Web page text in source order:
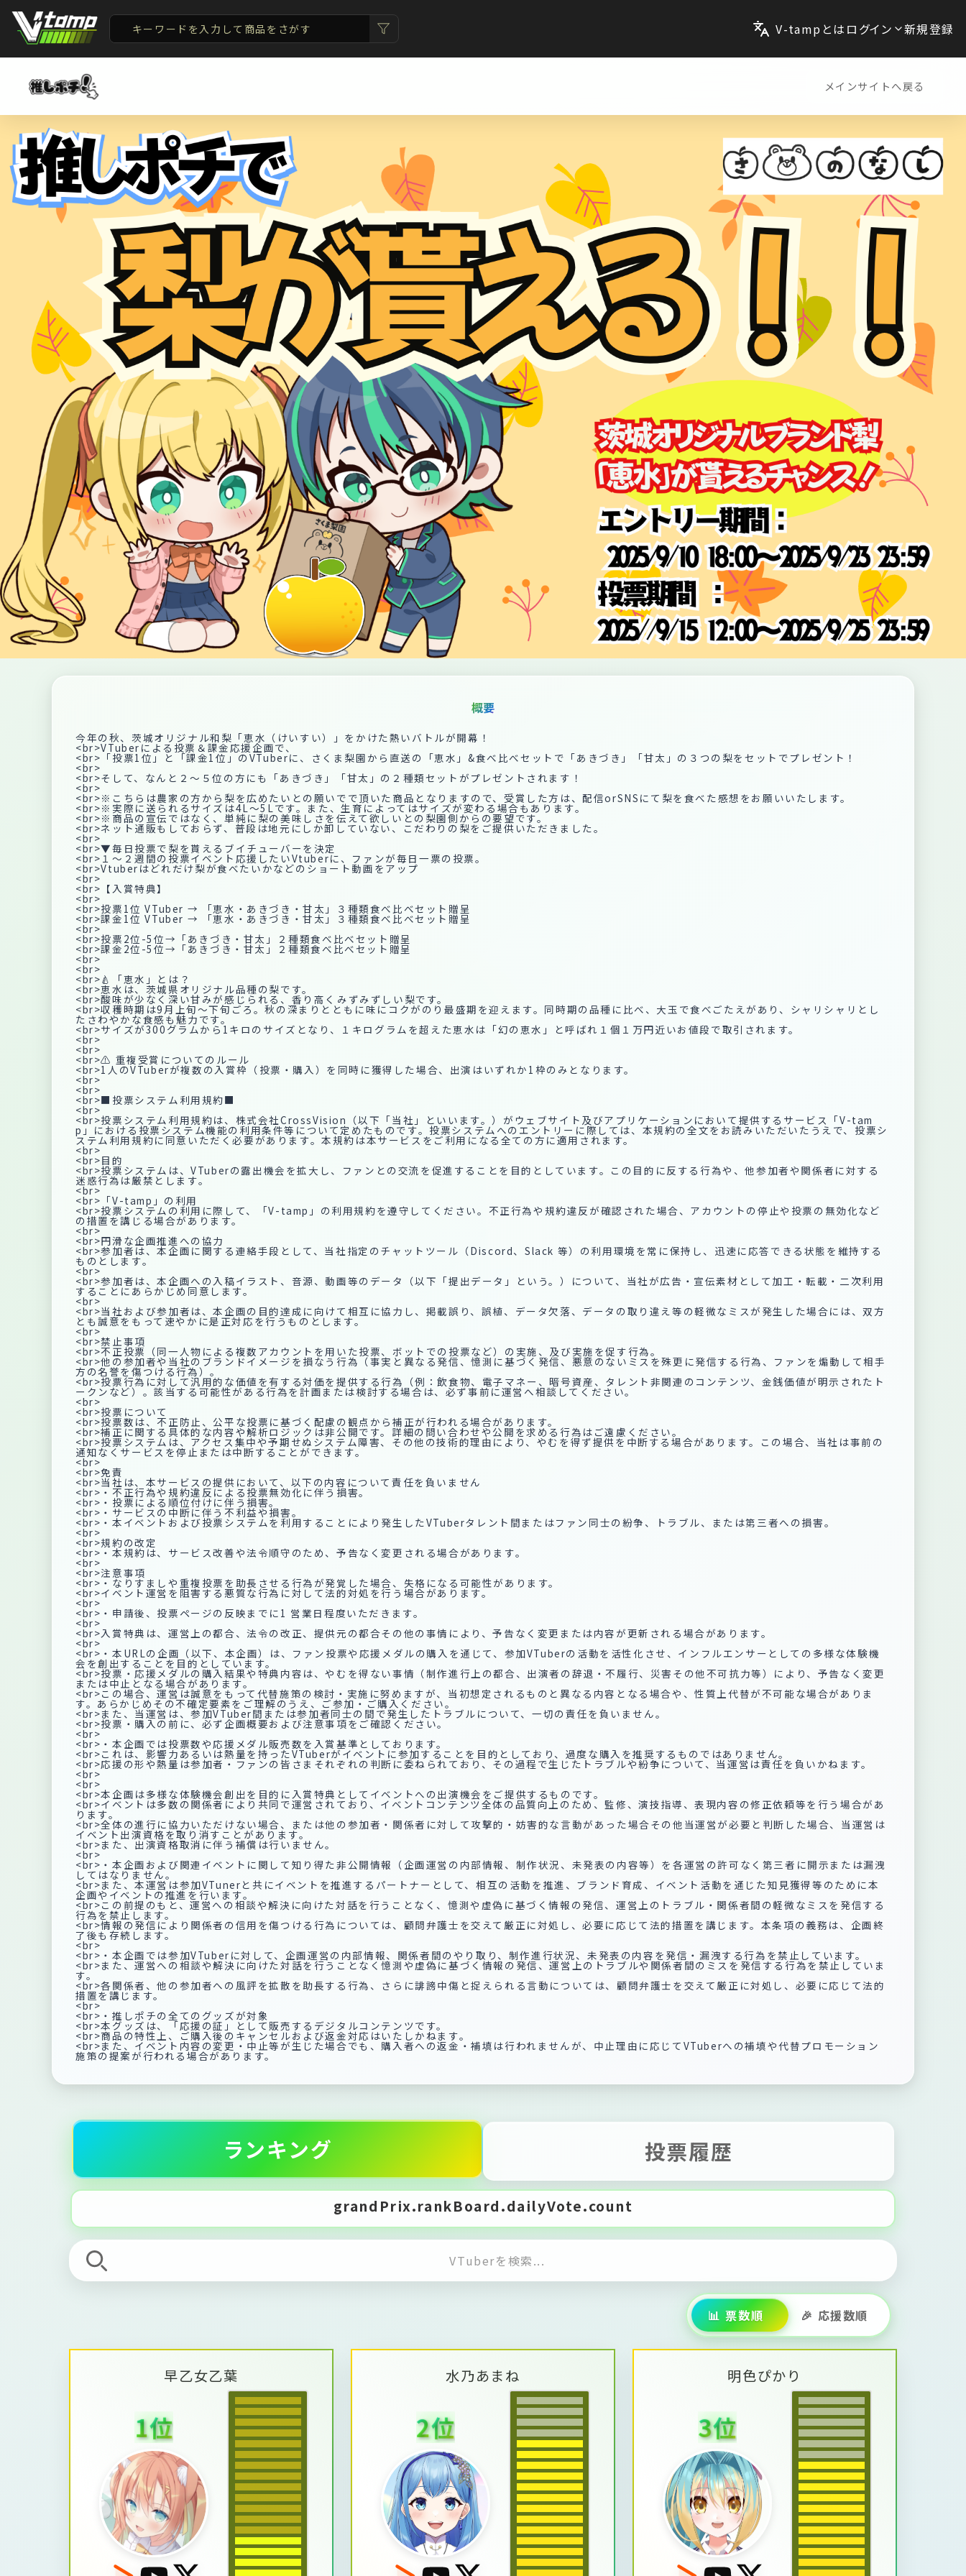
V-tamp（ブイタンプ）
V-tampとは ログイン 新規登録
メインサイトへ戻る
概要
今年の秋、茨城オリジナル和梨「恵水（けいすい）」をかけた熱いバトルが開幕！
<br>VTuberによる投票＆課金応援企画で、
<br>「投票1位」と「課金1位」のVTuberに、さくま梨園から直送の「恵水」&食べ比べセットで「あきづき」「甘太」の３つの梨をセットでプレゼント！
<br>
<br>そして、なんと２〜５位の方にも「あきづき」「甘太」の２種類セットがプレゼントされます！
<br>
<br>※こちらは農家の方から梨を広めたいとの願いでで頂いた商品となりますので、受賞した方は、配信orSNSにて梨を食べた感想をお願いいたします。
<br>※実際に送られるサイズは4L〜5Lです。また、生育によってはサイズが変わる場合もあります。
<br>※商品の宣伝ではなく、単純に梨の美味しさを伝えて欲しいとの梨園側からの要望です。
<br>ネット通販もしておらず、普段は地元にしか卸していない、こだわりの梨をご提供いただきました。
<br>
<br>▼毎日投票で梨を貰えるブイチューバーを決定
<br>１〜２週間の投票イベント応援したいVtuberに、ファンが毎日一票の投票。
<br>Vtuberはどれだけ梨が食べたいかなどのショート動画をアップ
<br>
<br>【入賞特典】
<br>
<br>投票1位 VTuber → 「恵水・あきづき・甘太」３種類食べ比べセット贈呈
<br>課金1位 VTuber → 「恵水・あきづき・甘太」３種類食べ比べセット贈呈
<br>
<br>投票2位-5位→「あきづき・甘太」２種類食べ比べセット贈呈
<br>課金2位-5位→「あきづき・甘太」２種類食べ比べセット贈呈
<br>
<br>
<br>🍐「恵水」とは？
<br>恵水は、茨城県オリジナル品種の梨です。
<br>酸味が少なく深い甘みが感じられる、香り高くみずみずしい梨です。
<br>収穫時期は9月上旬～下旬ごろ。秋の深まりとともに味にコクがのり最盛期を迎えます。同時期の品種に比べ、大玉で食べごたえがあり、シャリシャリとし
たさわやかな食感も魅力です。
<br>サイズが300グラムから1キロのサイズとなり、１キログラムを超えた恵水は「幻の恵水」と呼ばれ１個１万円近いお値段で取引されます。
<br>
<br>
<br>⚠ 重複受賞についてのルール
<br>1人のVTuberが複数の入賞枠（投票・購入）を同時に獲得した場合、出演はいずれか1枠のみとなります。
<br>
<br>
<br>■投票システム利用規約■
<br>
<br>投票システム利用規約は、株式会社CrossVision（以下「当社」といいます。）がウェブサイト及びアプリケーションにおいて提供するサービス「V-tam
p」における投票システム機能の利用条件等について定めたものです。投票システムへのエントリーに際しては、本規約の全文をお読みいただいたうえで、投票シ
ステム利用規約に同意いただく必要があります。本規約は本サービスをご利用になる全ての方に適用されます。
<br>
<br>目的
<br>投票システムは、VTuberの露出機会を拡大し、ファンとの交流を促進することを目的としています。この目的に反する行為や、他参加者や関係者に対する
迷惑行為は厳禁とします。
<br>
<br>「V-tamp」の利用
<br>投票システムの利用に際して、「V-tamp」の利用規約を遵守してください。不正行為や規約違反が確認された場合、アカウントの停止や投票の無効化など
の措置を講じる場合があります。
<br>
<br>円滑な企画推進への協力
<br>参加者は、本企画に関する連絡手段として、当社指定のチャットツール（Discord、Slack 等）の利用環境を常に保持し、迅速に応答できる状態を維持する
ものとします。
<br>
<br>参加者は、本企画への入稿イラスト、音源、動画等のデータ（以下「提出データ」という。）について、当社が広告・宣伝素材として加工・転載・二次利用
することにあらかじめ同意します。
<br>
<br>当社および参加者は、本企画の目的達成に向けて相互に協力し、掲載誤り、誤植、データ欠落、データの取り違え等の軽微なミスが発生した場合には、双方
とも誠意をもって速やかに是正対応を行うものとします。
<br>
<br>禁止事項
<br>不正投票（同一人物による複数アカウントを用いた投票、ボットでの投票など）の実施、及び実施を促す行為。
<br>他の参加者や当社のブランドイメージを損なう行為（事実と異なる発信、憶測に基づく発信、悪意のないミスを殊更に発信する行為、ファンを煽動して相手
方の名誉を傷つける行為）。
<br>投票行為に対して汎用的な価値を有する対価を提供する行為（例：飲食物、電子マネー、暗号資産、タレント非関連のコンテンツ、金銭価値が明示されたト
ークンなど）。該当する可能性がある行為を計画または検討する場合は、必ず事前に運営へ相談してください。
<br>
<br>投票について
<br>投票数は、不正防止、公平な投票に基づく配慮の観点から補正が行われる場合があります。
<br>補正に関する具体的な内容や解析ロジックは非公開です。詳細の問い合わせや公開を求める行為はご遠慮ください。
<br>投票システムは、アクセス集中や予期せぬシステム障害、その他の技術的理由により、やむを得ず提供を中断する場合があります。この場合、当社は事前の
通知なくサービスを停止または中断することができます。
<br>
<br>免責
<br>当社は、本サービスの提供において、以下の内容について責任を負いません
<br>・不正行為や規約違反による投票無効化に伴う損害。
<br>・投票による順位付けに伴う損害。
<br>・サービスの中断に伴う不利益や損害。
<br>・本イベントおよび投票システムを利用することにより発生したVTuberタレント間またはファン同士の紛争、トラブル、または第三者への損害。
<br>
<br>規約の改定
<br>・本規約は、サービス改善や法令順守のため、予告なく変更される場合があります。
<br>
<br>注意事項
<br>・なりすましや重複投票を助長させる行為が発覚した場合、失格になる可能性があります。
<br>イベント運営を阻害する悪質な行為に対して法的対処を行う場合があります。
<br>
<br>・申請後、投票ページの反映までに1 営業日程度いただきます。
<br>
<br>入賞特典は、運営上の都合、法令の改正、提供元の都合その他の事情により、予告なく変更または内容が更新される場合があります。
<br>
<br>・本URLの企画（以下、本企画）は、ファン投票や応援メダルの購入を通じて、参加VTuberの活動を活性化させ、インフルエンサーとしての多様な体験機
会を創出することを目的としています。
<br>投票・応援メダルの購入結果や特典内容は、やむを得ない事情（制作進行上の都合、出演者の辞退・不履行、災害その他不可抗力等）により、予告なく変更
または中止となる場合があります。
<br>この場合、運営は誠意をもって代替施策の検討・実施に努めますが、当初想定されるものと異なる内容となる場合や、性質上代替が不可能な場合がありま
す。あらかじめその不確定要素をご理解のうえ、ご参加・ご購入ください。
<br>また、当運営は、参加VTuber間または参加者同士の間で発生したトラブルについて、一切の責任を負いません。
<br>投票・購入の前に、必ず企画概要および注意事項をご確認ください。
<br>
<br>・本企画では投票数や応援メダル販売数を入賞基準としております。
<br>これは、影響力あるいは熱量を持ったVTuberがイベントに参加することを目的としており、過度な購入を推奨するものではありません。
<br>応援の形や熱量は参加者・ファンの皆さまそれぞれの判断に委ねられており、その過程で生じたトラブルや紛争について、当運営は責任を負いかねます。
<br>
<br>
<br>本企画は多様な体験機会創出を目的に入賞特典としてイベントへの出演機会をご提供するものです。
<br>イベントは多数の関係者により共同で運営されており、イベントコンテンツ全体の品質向上のため、監修、演技指導、表現内容の修正依頼等を行う場合があ
ります。
<br>全体の進行に協力いただけない場合、または他の参加者・関係者に対して攻撃的・妨害的な言動があった場合その他当運営が必要と判断した場合、当運営は
イベント出演資格を取り消すことがあります。
<br>また、出演資格取消に伴う補償は行いません。
<br>
<br>・本企画および関連イベントに関して知り得た非公開情報（企画運営の内部情報、制作状況、未発表の内容等）を各運営の許可なく第三者に開示または漏洩
してはなりません。
<br>また、本運営は参加VTunerと共にイベントを推進するパートナーとして、相互の活動を推進、ブランド育成、イベント活動を通じた知見獲得等のために本
企画やイベントの推進を行います。
<br>この前提のもと、運営への相談や解決に向けた対話を行うことなく、憶測や虚偽に基づく情報の発信、運営上のトラブル・関係者間の軽微なミスを発信する
行為を禁止します。
<br>情報の発信により関係者の信用を傷つける行為については、顧問弁護士を交えて厳正に対処し、必要に応じて法的措置を講じます。本条項の義務は、企画終
了後も存続します。
<br>
<br>・本企画では参加VTuberに対して、企画運営の内部情報、関係者間のやり取り、制作進行状況、未発表の内容を発信・漏洩する行為を禁止しています。
<br>また、運営への相談や解決に向けた対話を行うことなく憶測や虚偽に基づく情報の発信、運営上のトラブルや関係者間のミスを発信する行為を禁止していま
す。
<br>各関係者、他の参加者への風評を拡散を助長する行為、さらに誹謗中傷と捉えられる言動については、顧問弁護士を交えて厳正に対処し、必要に応じて法的
措置を講じます。
<br>
<br>・推しポチの全てのグッズが対象
<br>本グッズは、「応援の証」として販売するデジタルコンテンツです。
<br>商品の特性上、ご購入後のキャンセルおよび返金対応はいたしかねます。
<br>また、イベント内容の変更・中止等が生じた場合でも、購入者への返金・補填は行われませんが、中止理由に応じてVTuberへの補填や代替プロモーション
施策の提案が行われる場合があります。
ランキング 投票履歴
grandPrix.rankBoard.dailyVote.count
📊 票数順 🎉 応援数順
早乙女乙葉
1位
水乃あまね
2位
明色ぴかり
3位